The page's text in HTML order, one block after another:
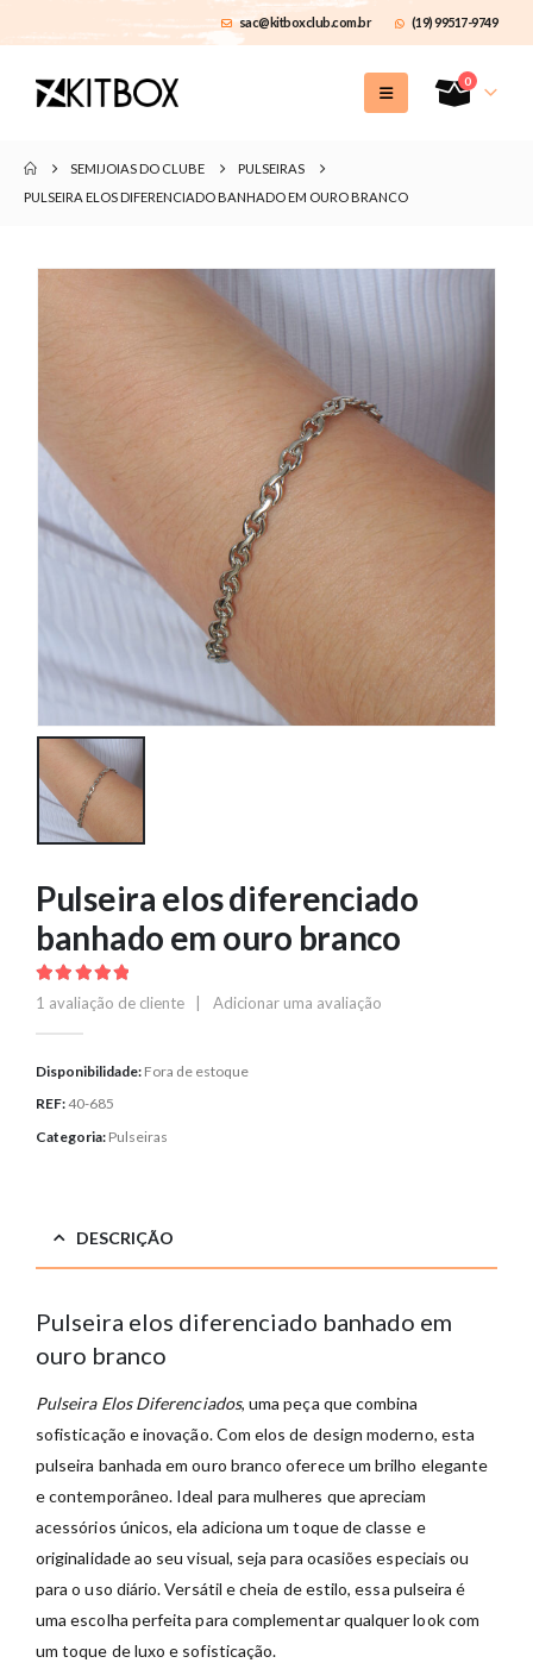
sac@kitboxclub.com.br (19) 99517-9749
0
SEMIJOIAS DO CLUBE
PULSEIRAS
PULSEIRA ELOS DIFERENCIADO BANHADO EM OURO BRANCO
Pulseira elos diferenciado
banhado em ouro branco
5.00out of 5
1 avaliação de cliente Adicionar uma avaliação
Disponibilidade: Fora de estoque
REF:40-685
Categoria: Pulseiras
DESCRIÇÃO
Pulseira elos diferenciado banhado em
ouro branco
Pulseira Elos Diferenciados, uma peça que combina
sofisticação e inovação. Com elos de design moderno, esta
pulseira banhada em ouro branco oferece um brilho elegante
e contemporâneo. Ideal para mulheres que apreciam
acessórios únicos, ela adiciona um toque de classe e
originalidade ao seu visual, seja para ocasiões especiais ou
para o uso diário. Versátil e cheia de estilo, essa pulseira é
uma escolha perfeita para complementar qualquer look com
um toque de luxo e sofisticação.